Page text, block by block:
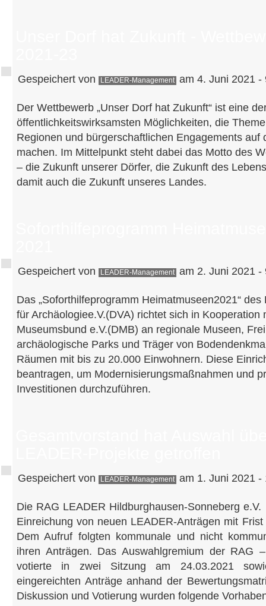
Gespeichert von LEADER-Management am 4. Juni 2021 -
Der Wettbewerb „Unser Dorf hat Zukunft“ ist eine
öffentlichkeitswirksamsten Möglichkeiten, die
Regionen und bürgerschaftlichen Engagements auf
machen. Im Mittelpunkt steht dabei das Motto des
– die Zukunft unserer Dörfer, die Zukunft des
damit auch die Zukunft unseres Landes.
Gespeichert von LEADER-Management am 2. Juni 2021 -
Das „Soforthilfeprogramm Heimatmuseen2021“
für Archäologiee.V.(DVA) richtet sich in Kooperation
Museumsbund e.V.(DMB) an regionale Museen,
archäologische Parks und Träger von
Räumen mit bis zu 20.000 Einwohnern. Diese
beantragen, um Modernisierungsmaßnahmen und
Investitionen durchzuführen.
Gespeichert von LEADER-Management am 1. Juni 2021 -
Die RAG LEADER Hildburghausen-Sonneberg
Einreichung von neuen LEADER-Anträgen mit
Dem Aufruf folgten kommunale und nicht
ihren Anträgen. Das Auswahlgremium der RAG
votierte in zwei Sitzung am 24.03.2021
eingereichten Anträge anhand der
Diskussion und Votierung wurden folgende